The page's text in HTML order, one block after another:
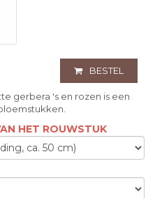
BESTEL
gerbera 's en rozen is een
HET ROUWSTUK